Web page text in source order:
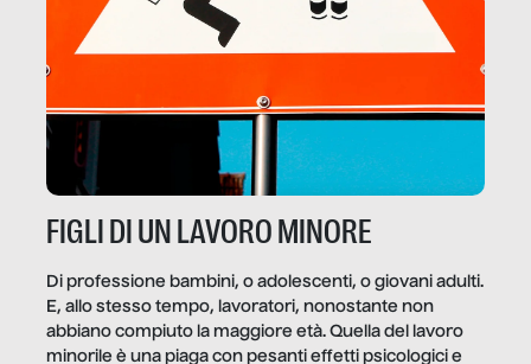
FIGLI DI UN LAVORO MINORE
Di professione bambini, o adolescenti, o giovani adulti.
E, allo stesso tempo, lavoratori, nonostante non
abbiano compiuto la maggiore età. Quella del lavoro
minorile è una piaga con pesanti effetti psicologici e